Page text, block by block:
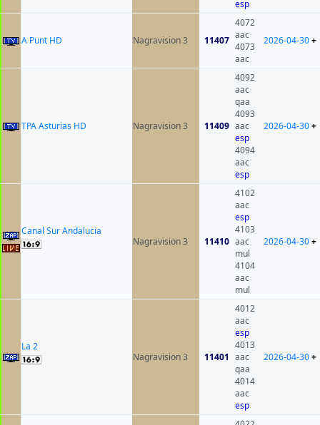
esp
A Punt HD Nagravision 3 11407
4072
aac
4073
aac
2026-04-30+
TPA Asturias HD Nagravision 3 11409
4092
aac
qaa
4093
aac
esp
4094
aac
esp
2026-04-30+
Canal Sur Andalucia
Nagravision 3
11410
4102
aac
esp
4103
aac
mul
4104
aac
mul
2026-04-30+
La 2
Nagravision 3
11401
4012
aac
esp
4013
aac
qaa
4014
aac
esp
2026-04-30+